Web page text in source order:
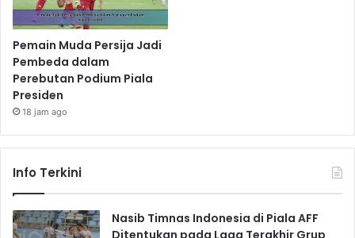
Pemain Muda Persija Jadi
Pembeda dalam
Perebutan Podium Piala
Presiden
18 jam ago
Info Terkini
Nasib Timnas Indonesia di Piala AFF
Ditentukan pada Laga Terakhir Grup